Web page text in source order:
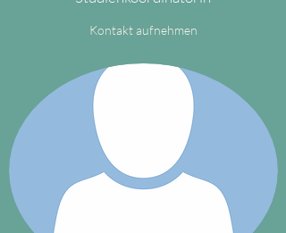
Kontakt aufnehmen